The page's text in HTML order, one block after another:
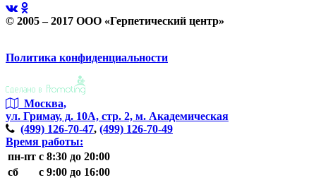
© 2005 – 2017 ООО «Герпетический центр»
Политика конфиденциальности
Москва,
ул. Гримау, д. 10А, стр. 2, м. Академическая
(499) 126-70-47, (499) 126-70-49
Время работы:
пн-пт с 8:30 до 20:00
сб
с 9:00 до 16:00